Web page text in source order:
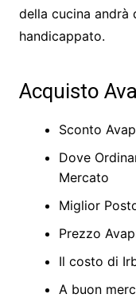
della cucina andrà
handicappato.
Acquisto
Sconto
Dove
Mercato
Miglior
Prezzo
Il costo di
A buon